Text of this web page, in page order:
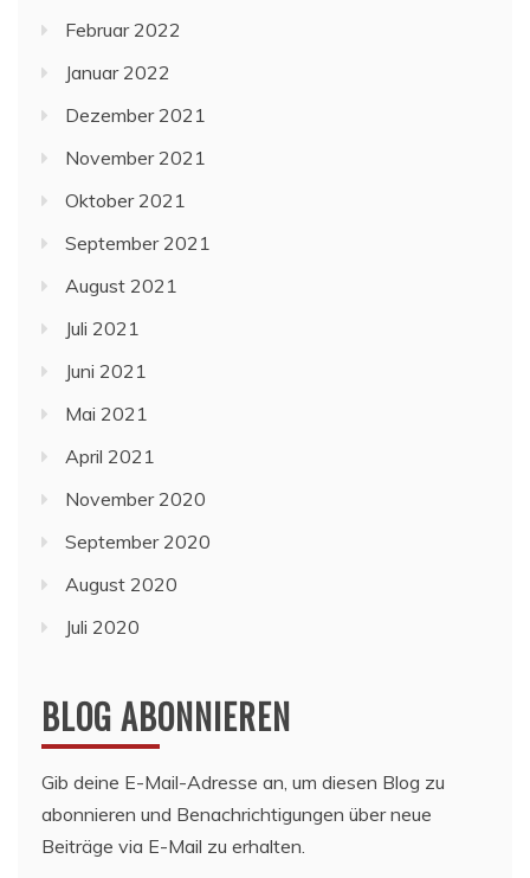
Februar 2022
Januar 2022
Dezember 2021
November 2021
Oktober 2021
September 2021
August 2021
Juli 2021
Juni 2021
Mai 2021
April 2021
November 2020
September 2020
August 2020
Juli 2020
BLOG ABONNIEREN
Gib deine E-Mail-Adresse an, um diesen Blog zu
abonnieren und Benachrichtigungen über neue
Beiträge via E-Mail zu erhalten.